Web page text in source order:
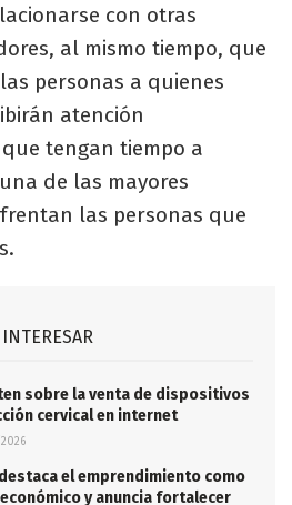
con otras
al mismo tiempo, que
personas a quienes
atención
tengan tiempo a
de las mayores
las personas que
sobre la venta de dispositivos
cervical en internet
destaca el emprendimiento como
y anuncia fortalecer